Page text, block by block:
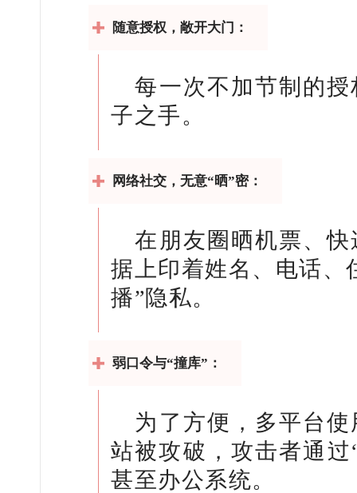
随意授权，敞开大门：
每一次不加节制的
子之手。
网络社交，无意“晒”密：
在朋友圈晒机票、
据上印着姓名、电话、
播”隐私。
弱口令与“撞库”：
为了方便，多平台
站被攻破，攻击者通
甚至办公系统。